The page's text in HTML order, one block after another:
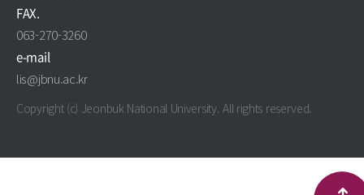
FAX.
063-270-3260
e-mail
lis@jbnu.ac.kr
Copyright (c) Jeonbuk National University.All rights reserved.